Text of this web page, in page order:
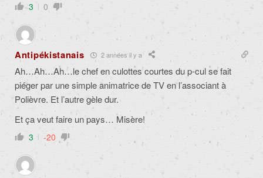
3 0
Antipékistanais 2 années il y a
Ah…Ah…Ah…le chef en culottes courtes du p-cul se fait
piéger par une simple animatrice de TV en l’associant à
Polièvre. Et l’autre gèle dur.
Et ça veut faire un pays… Misère!
3 -20